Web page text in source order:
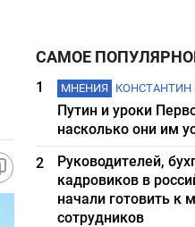
САМОЕ
1 МНЕНИЯ КОНСТАНТИН
Путин и уроки
насколько они им
2
Руководителей,
кадровиков в
начали готовить к
сотрудников